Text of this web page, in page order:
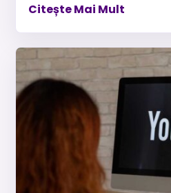
Citește Mai Mult